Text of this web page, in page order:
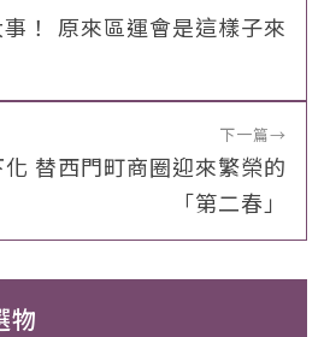
！ 原來區運會是這樣子來
下一篇→
替西門町商圈迎來繁榮的
「第二春」
物